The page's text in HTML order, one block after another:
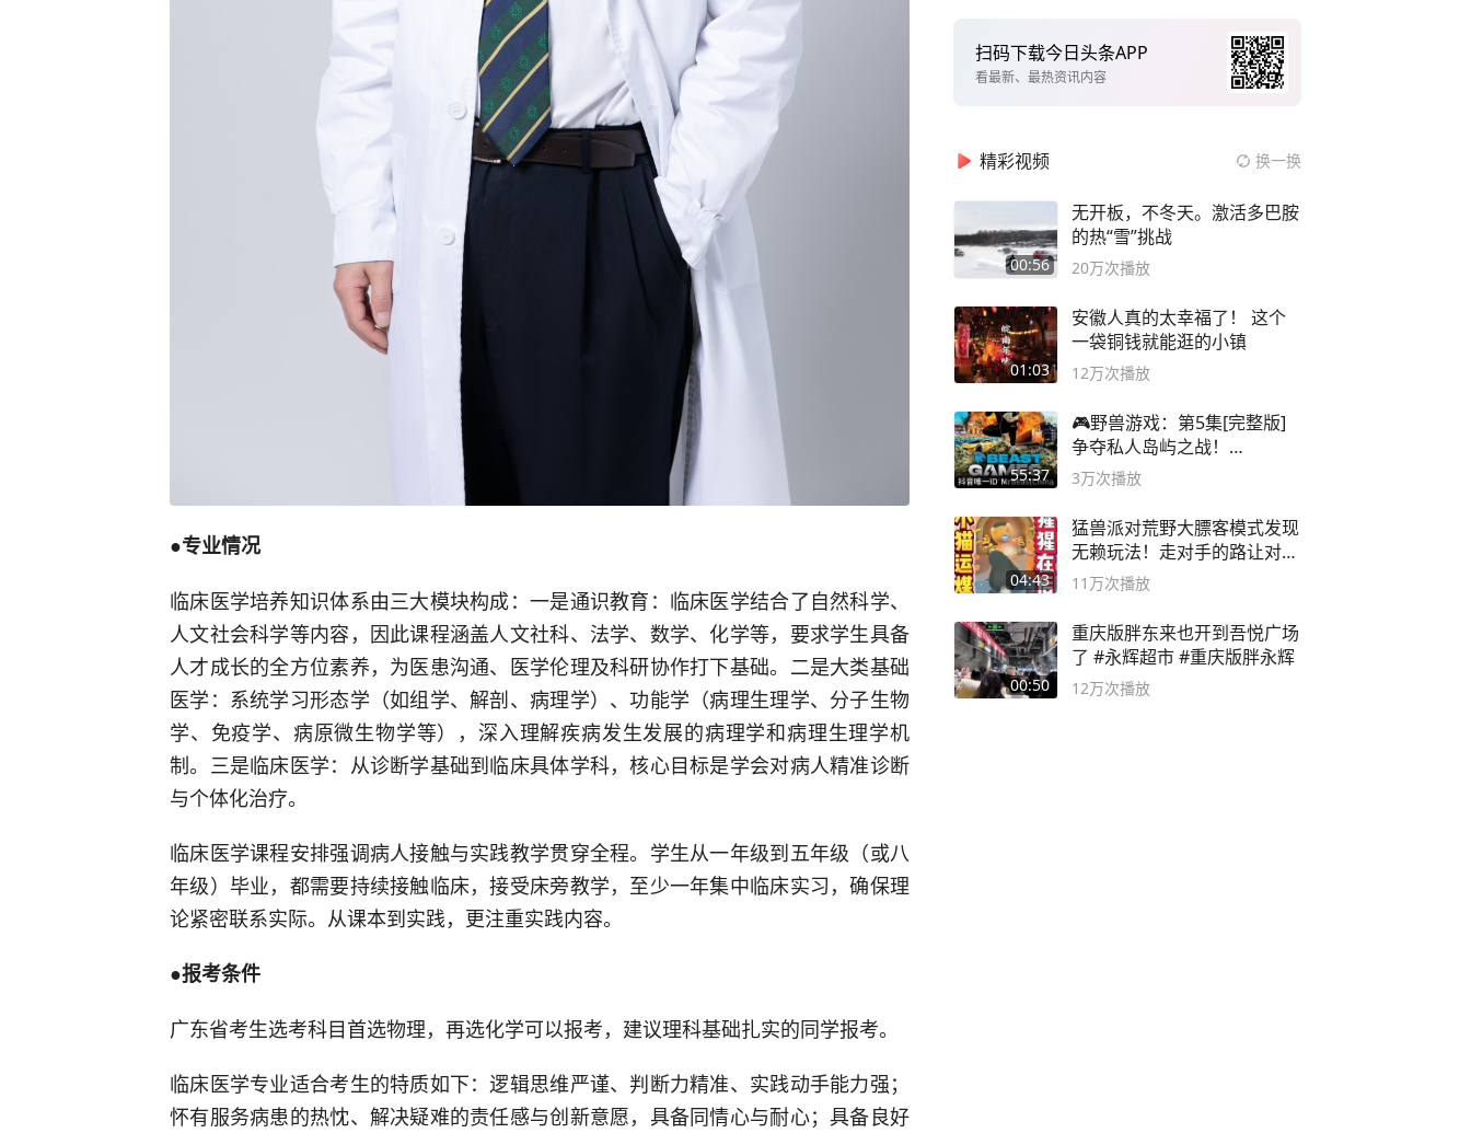
●专业情况
临床医学培养知识体系由三大模块构成：一是通识教育：临床医学结合了自然科学、
人文社会科学等内容，因此课程涵盖人文社科、法学、数学、化学等，要求学生具备
人才成长的全方位素养，为医患沟通、医学伦理及科研协作打下基础。二是大类基础
医学：系统学习形态学（如组学、解剖、病理学）、功能学（病理生理学、分子生物
学、免疫学、病原微生物学等），深入理解疾病发生发展的病理学和病理生理学机
制。三是临床医学：从诊断学基础到临床具体学科，核心目标是学会对病人精准诊断
与个体化治疗。
临床医学课程安排强调病人接触与实践教学贯穿全程。学生从一年级到五年级（或八
年级）毕业，都需要持续接触临床，接受床旁教学，至少一年集中临床实习，确保理
论紧密联系实际。从课本到实践，更注重实践内容。
●报考条件
广东省考生选考科目首选物理，再选化学可以报考，建议理科基础扎实的同学报考。
临床医学专业适合考生的特质如下：逻辑思维严谨、判断力精准、实践动手能力强；
怀有服务病患的热忱、解决疑难的责任感与创新意愿，具备同情心与耐心；具备良好
扫码下载今日头条APP
看最新、最热资讯内容
精彩视频 换一换
00:56
无开板，不冬天。激活多巴胺
的热“雪”挑战
20万次播放
01:03
安徽人真的太幸福了！ 这个
一袋铜钱就能逛的小镇
12万次播放
55:37
🎮野兽游戏：第5集[完整版]
争夺私人岛屿之战！
#MrBeastChina
3万次播放
04:43
猛兽派对荒野大膘客模式发现
无赖玩法！走对手的路让对手
无路可走
11万次播放
00:50
重庆版胖东来也开到吾悦广场
了 #永辉超市 #重庆版胖永辉
12万次播放